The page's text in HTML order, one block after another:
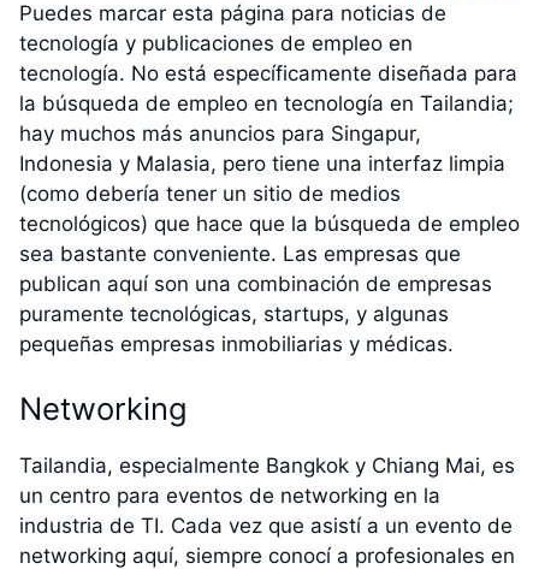
Puedes marcar esta página para noticias de
tecnología y publicaciones de empleo en
tecnología. No está específicamente diseñada para
la búsqueda de empleo en tecnología en Tailandia;
hay muchos más anuncios para Singapur,
Indonesia y Malasia, pero tiene una interfaz limpia
(como debería tener un sitio de medios
tecnológicos) que hace que la búsqueda de empleo
sea bastante conveniente. Las empresas que
publican aquí son una combinación de empresas
puramente tecnológicas, startups, y algunas
pequeñas empresas inmobiliarias y médicas.
Networking
Tailandia, especialmente Bangkok y Chiang Mai, es
un centro para eventos de networking en la
industria de TI. Cada vez que asistí a un evento de
networking aquí, siempre conocí a profesionales en